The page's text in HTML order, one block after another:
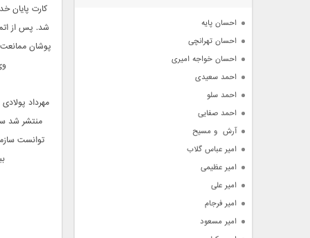
کارت پایان
پوشان ممانعت
منتشر شد
توانست
احسان پایه
احسان تهرانچی
احسان خواجه امیری
احمد سعیدی
احمد سلو
احمد صفایی
آرش  و مسیح
امیر عباس گلاب
امیر عظیمی
امیر علی
امیر فرجام
امیر مسعود